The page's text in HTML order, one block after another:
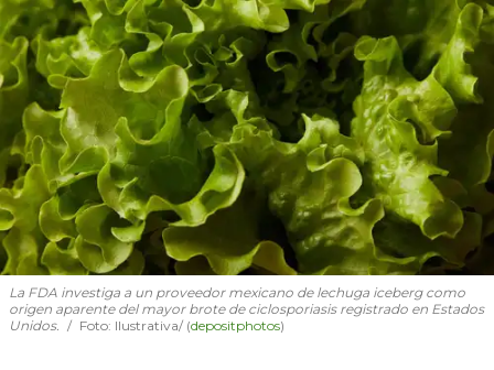
La FDA investiga a un proveedor mexicano de lechuga iceberg como
origen aparente del mayor brote de ciclosporiasis registrado en Estados
Unidos.
Foto: Ilustrativa/ (depositphotos)